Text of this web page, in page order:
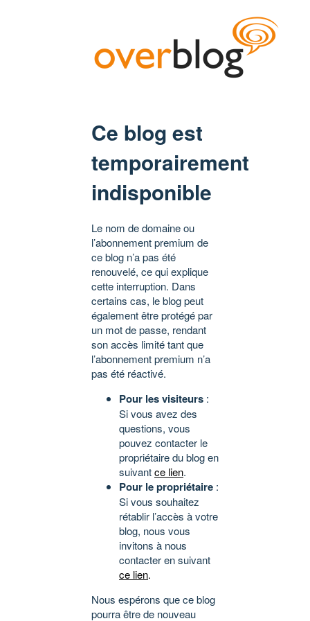
Ce blog est
temporairement
indisponible
Le nom de domaine ou
l’abonnement premium de
ce blog n’a pas été
renouvelé, ce qui explique
cette interruption. Dans
certains cas, le blog peut
également être protégé par
un mot de passe, rendant
son accès limité tant que
l’abonnement premium n’a
pas été réactivé.
Pour les visiteurs :
Si vous avez des
questions, vous
pouvez contacter le
propriétaire du blog en
suivantce lien.
Pour le propriétaire :
Si vous souhaitez
rétablir l’accès à votre
blog, nous vous
invitons à nous
contacter en suivant
ce lien.
Nous espérons que ce blog
pourra être de nouveau